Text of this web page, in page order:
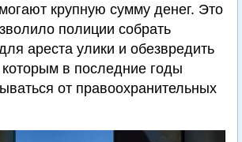
крупную сумму денег. Это
полиции собрать
ареста улики и обезвредить
которым в последние годы
от правоохранительных